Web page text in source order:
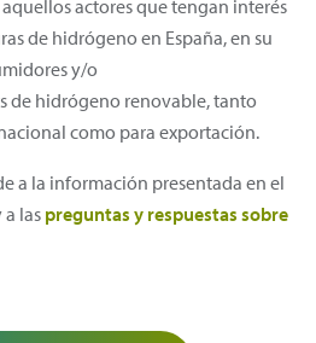
actores que tengan interés
de hidrógeno en España, en su
y/o
de hidrógeno renovable, tanto
como para exportación.
a la información presentada en el
a las preguntas y respuestas sobre